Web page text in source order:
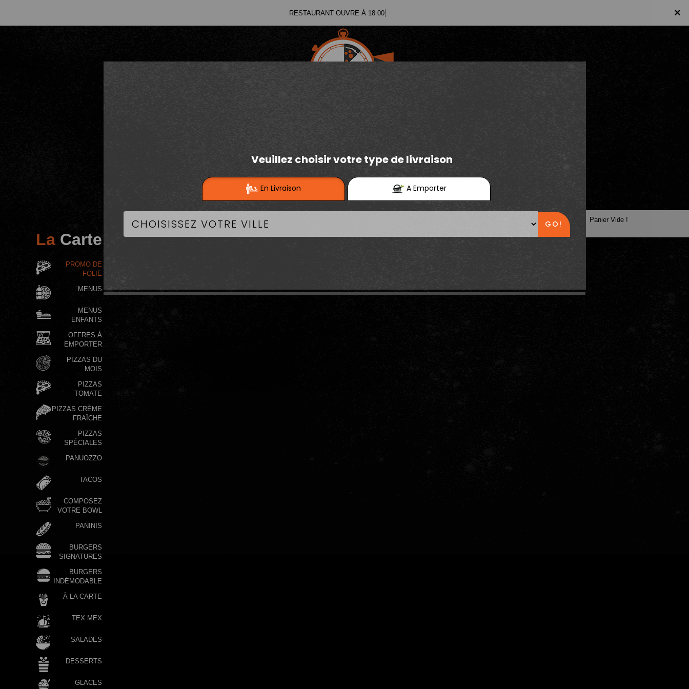
×
RESTAURANT OUVRE À 18:00 ×
La Carte
PROMO DE
FOLIE
MENUS
MENUS
ENFANTS
OFFRES À
EMPORTER
PIZZAS DU
MOIS
PIZZAS
TOMATE
PIZZAS CRÈME
FRAÎCHE
PIZZAS
SPÉCIALES
PANUOZZO
TACOS
COMPOSEZ
VOTRE BOWL
PANINIS
BURGERS
SIGNATURES
BURGERS
INDÉMODABLE
À LA CARTE
TEX MEX
SALADES
DESSERTS
GLACES
Panier Vide !